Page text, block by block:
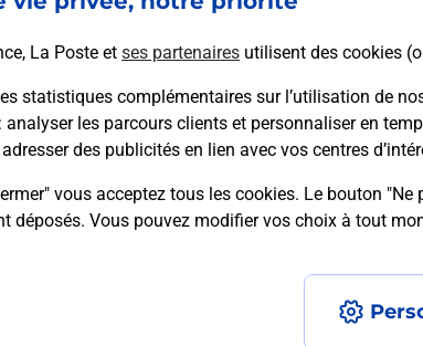
La Poste et ses partenaires utilisent des cookies
statistiques complémentaires sur l’utilisation de
: analyser les parcours clients et personnaliser en
des publicités en lien avec vos centres
vous acceptez tous les cookies. Le bouton
déposés. Vous pouvez modifier vos choix à tout
fréquemment